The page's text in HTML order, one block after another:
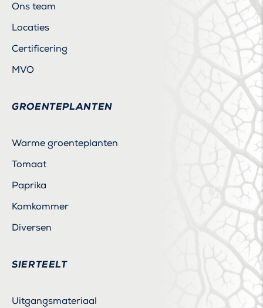
Ons team
Locaties
Certificering
MVO
GROENTEPLANTEN
Warme groenteplanten
Tomaat
Paprika
Komkommer
Diversen
SIERTEELT
Uitgangsmateriaal